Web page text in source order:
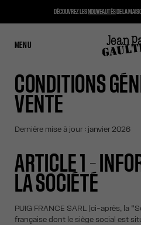
MENU
FERMER
CONDITIONS
VENTE
Dernière mise à jour : janvier 2026
ARTICLE 1 –
LA SOCIÉTÉ
PUIG FRANCE SARL (ci-après, la
française dont le siège social est
DÉCOUVREZ LESNOUVEAUTÉSDE LA